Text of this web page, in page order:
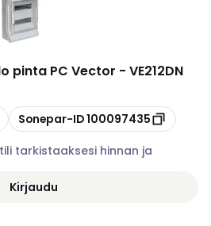
pinta PC Vector - VE212DN
Kopioi
Sonepar-ID100097435
tarkistaaksesi hinnan ja
Kirjaudu